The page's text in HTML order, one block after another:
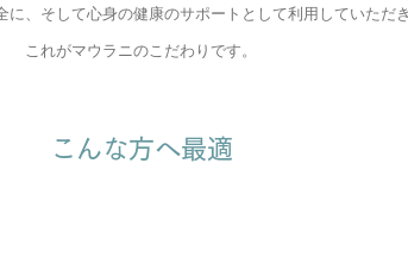
、そして心身の健康のサポートとして利用していただき
これがマウラニのこだわりです。
こんな方へ最適